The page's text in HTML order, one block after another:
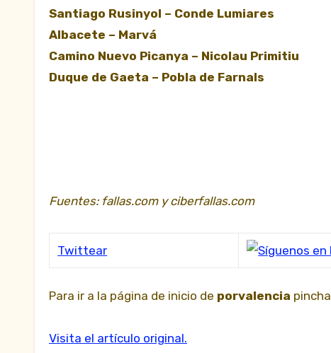
Santiago Rusinyol – Conde Lumiares
Albacete – Marvá
Camino Nuevo Picanya – Nicolau Primitiu
Duque de Gaeta – Pobla de Farnals
Fuentes: fallas.com y ciberfallas.com
Twittear
Para ir a la página de inicio de porvalencia pincha
Visita el artículo original.